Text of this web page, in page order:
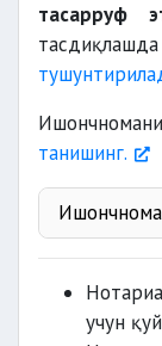
тасарруф
танишинг.
учун